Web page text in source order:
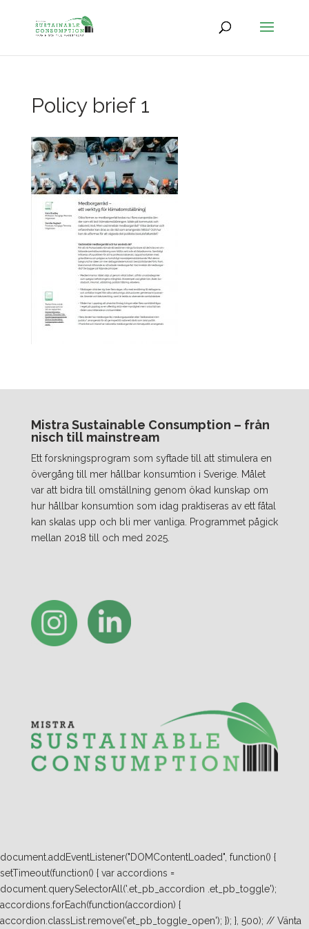
Policy brief 1
Mistra Sustainable Consumption – från
nisch till mainstream
Ett forskningsprogram som syftade till att stimulera en
övergång till mer hållbar konsumtion i Sverige. Målet
var att bidra till omställning genom ökad kunskap om
hur hållbar konsumtion som idag praktiseras av ett fåtal
kan skalas upp och bli mer vanliga. Programmet pågick
mellan 2018 till och med 2025.
document.addEventListener("DOMContentLoaded", function() {
setTimeout(function() { var accordions =
document.querySelectorAll('.et_pb_accordion .et_pb_toggle');
accordions.forEach(function(accordion) {
accordion.classList.remove('et_pb_toggle_open'); }); }, 500); // Vänta